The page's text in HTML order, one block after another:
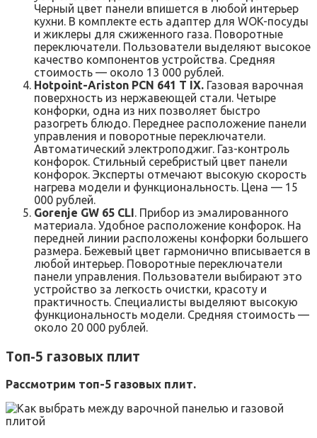
Черный цвет панели впишется в любой интерьер
кухни. В комплекте есть адаптер для WOK-посуды
и жиклеры для сжиженного газа. Поворотные
переключатели. Пользователи выделяют высокое
качество компонентов устройства. Средняя
стоимость — около 13 000 рублей.
Hotpoint-Ariston PCN 641 T IX. Газовая варочная
поверхность из нержавеющей стали. Четыре
конфорки, одна из них позволяет быстро
разогреть блюдо. Переднее расположение панели
управления и поворотные переключатели.
Автоматический электроподжиг. Газ-контроль
конфорок. Стильный серебристый цвет панели
конфорок. Эксперты отмечают высокую скорость
нагрева модели и функциональность. Цена — 15
000 рублей.
Gorenje GW 65 CLI. Прибор из эмалированного
материала. Удобное расположение конфорок. На
передней линии расположены конфорки большего
размера. Бежевый цвет гармонично вписывается в
любой интерьер. Поворотные переключатели
панели управления. Пользователи выбирают это
устройство за легкость очистки, красоту и
практичность. Специалисты выделяют высокую
функциональность модели. Средняя стоимость —
около 20 000 рублей.
Топ-5 газовых плит
Рассмотрим топ-5 газовых плит.